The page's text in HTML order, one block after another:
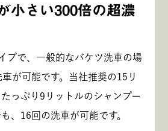
小さい300倍の超濃
プで、一般的なバケツ洗車の場
が可能です。当社推奨の15リ
っぷり9リットルのシャンプー
、16回の洗車が可能です。